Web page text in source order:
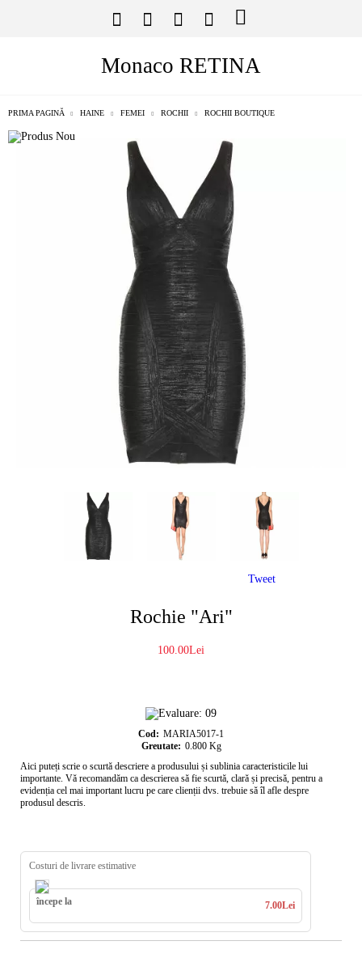
Monaco RETINA
PRIMA PAGINĂ HAINE FEMEI ROCHII ROCHII BOUTIQUE
Rochie "Ari"
100.00Lei
Cod: MARIA5017-1
Greutate: 0.800 Kg
Aici puteți scrie o scurtă descriere a produsului și sublinia caracteristicile lui
importante. Vă recomandăm ca descrierea să fie scurtă, clară și precisă, pentru a
evidenția cel mai important lucru pe care clienții dvs. trebuie să îl afle despre
produsul descris.
Costuri de livrare estimative
începe la 7.00Lei
Tweet